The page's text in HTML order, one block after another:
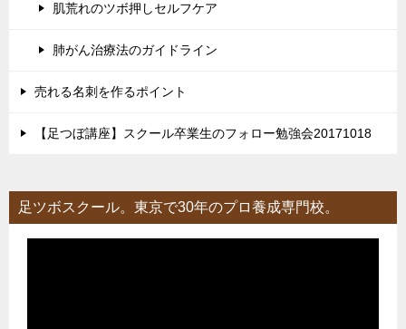
肌荒れのツボ押しセルフケア
肺がん治療法のガイドライン
売れる名刺を作るポイント
【足つぼ講座】スクール卒業生のフォロー勉強会20171018
足ツボスクール。東京で30年のプロ養成専門校。